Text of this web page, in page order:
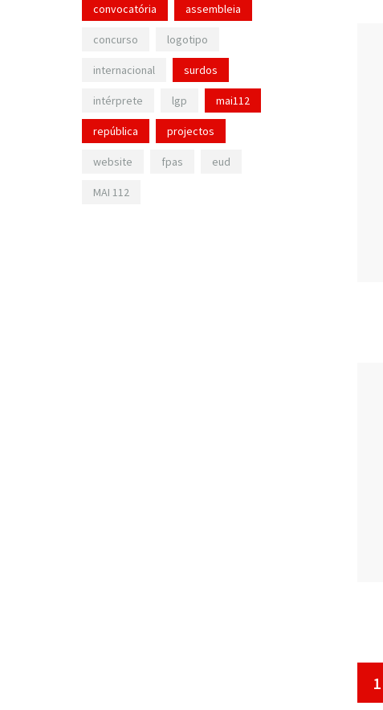
1
convocatória assembleia
concurso logotipo
internacional surdos
intérprete lgp mai112
república projectos
website fpas eud
MAI 112